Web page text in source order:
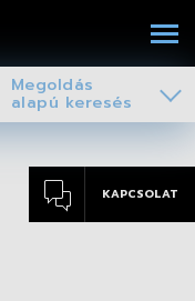
Megoldás
alapú keresés
KAPCSOLAT